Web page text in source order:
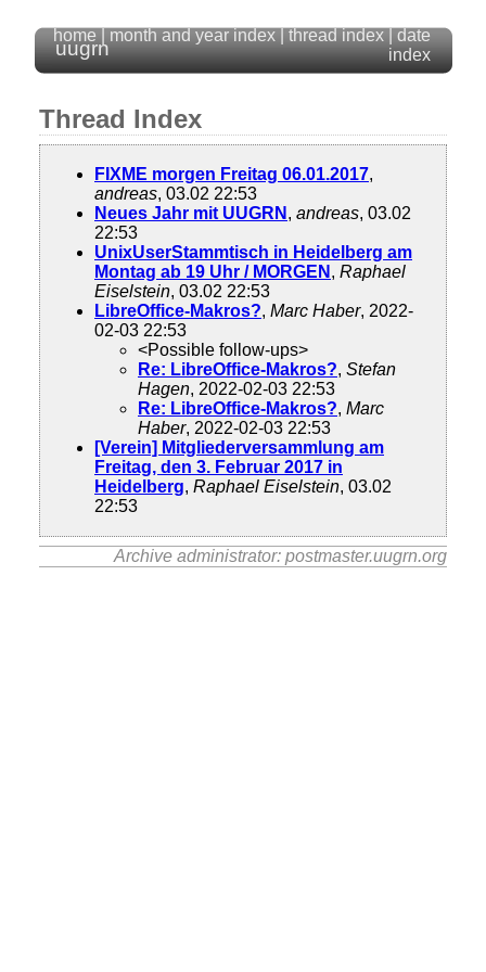
uugrn
home month and year index thread index
date
index
Thread Index
FIXME morgen Freitag 06.01.2017,
andreas, 03.02 22:53
Neues Jahr mit UUGRN , andreas, 03.02
22:53
UnixUserStammtisch in Heidelberg am
Montag ab 19 Uhr / MORGEN , Raphael
Eiselstein, 03.02 22:53
LibreOffice-Makros?, Marc Haber, 2022-
02-03 22:53
<Possible follow-ups>
Re: LibreOffice-Makros?, Stefan
Hagen, 2022-02-03 22:53
Re: LibreOffice-Makros?, Marc
Haber, 2022-02-03 22:53
[Verein] Mitgliederversammlung am
Freitag, den 3. Februar 2017 in
Heidelberg, Raphael Eiselstein, 03.02
22:53
Archive administrator: postmaster.uugrn.org